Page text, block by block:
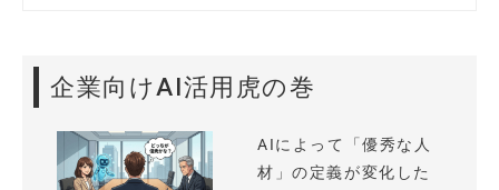
企業向けAI活用虎の巻
AIによって「優秀な人
材」の定義が変化した